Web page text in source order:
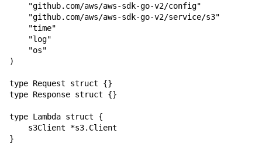
    "github.com/aws/aws-sdk-go-v2/config"
    "github.com/aws/aws-sdk-go-v2/service/s3"
    "time"
    "log"
    "os"
)
type Request struct {}
type Response struct {}
type Lambda struct {
    s3Client *s3.Client
}